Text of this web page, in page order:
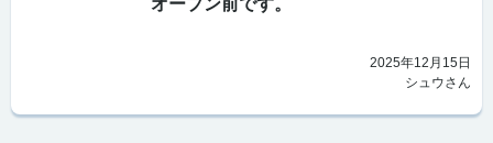
オープン前です。
2025年12月15日
シュウさん